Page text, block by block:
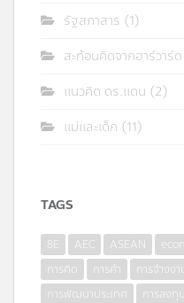
รัฐสภาสาร (1)
สะท้อนคิดจากฮาร์วาร์ด
แนวคิด ดร.แดน (2)
แม่และเด็ก (11)
TAGS
8E AEC ASEAN
การคิด
การค้า การจ้างงาน
การพัฒนาประเทศ
การลงทุน